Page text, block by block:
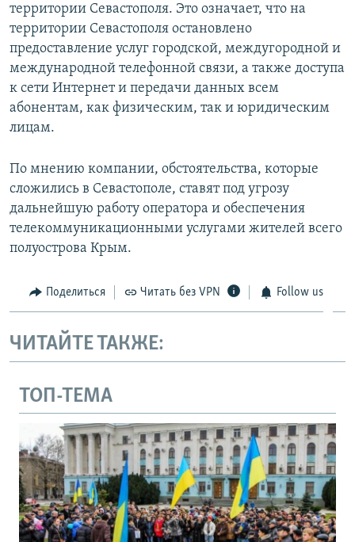
территории Севастополя. Это означает, что на
территории Севастополя остановлено
предоставление услуг городской, междугородной и
международной телефонной связи, а также доступа
к сети Интернет и передачи данных всем
абонентам, как физическим, так и юридическим
лицам.
По мнению компании, обстоятельства, которые
сложились в Севастополе, ставят под угрозу
дальнейшую работу оператора и обеспечения
телекоммуникационными услугами жителей всего
полуострова Крым.
Поделиться Читать без VPN Follow us
ЧИТАЙТЕ ТАКЖЕ:
ТОП-ТЕМА